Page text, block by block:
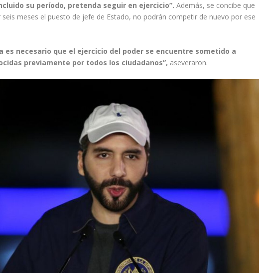
su período, pretenda seguir en ejercicio”. Además, se concibe que
meses el puesto de jefe de Estado, no podrán competir de nuevo por ese
es necesario que el ejercicio del poder se encuentre sometido a
previamente por todos los ciudadanos”, aseveraron.